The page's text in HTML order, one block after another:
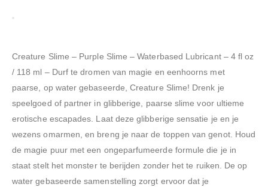
Creature Slime – Purple Slime – Waterbased Lubricant – 4 fl oz
/ 118 ml – Durf te dromen van magie en eenhoorns met
paarse, op water gebaseerde, Creature Slime! Drenk je
speelgoed of partner in glibberige, paarse slime voor ultieme
erotische escapades. Laat deze glibberige sensatie je en je
wezens omarmen, en breng je naar de toppen van genot. Houd
de magie puur met een ongeparfumeerde formule die je in
staat stelt het monster te berijden zonder het te ruiken. De op
water gebaseerde samenstelling zorgt ervoor dat je